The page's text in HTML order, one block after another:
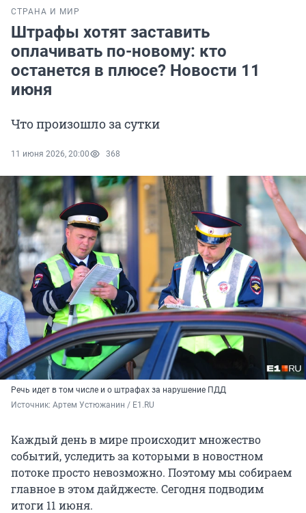
СТРАНА И МИР
Штрафы хотят заставить
оплачивать по-новому: кто
останется в плюсе? Новости 11
июня
Что произошло за сутки
11 июня 2026, 20:00 368
Речь идет в том числе и о штрафах за нарушение ПДД
Источник: Артем Устюжанин / E1.RU
Каждый день в мире происходит множество
событий, уследить за которыми в новостном
потоке просто невозможно. Поэтому мы собираем
главное в этом дайджесте. Сегодня подводим
итоги 11 июня.